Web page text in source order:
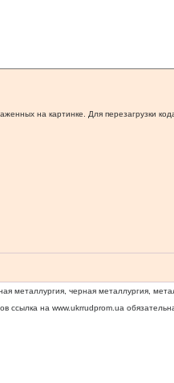
на картинке. Для перезагрузки
металлургия, черная металлургия,
ссылка на www.ukrrudprom.ua